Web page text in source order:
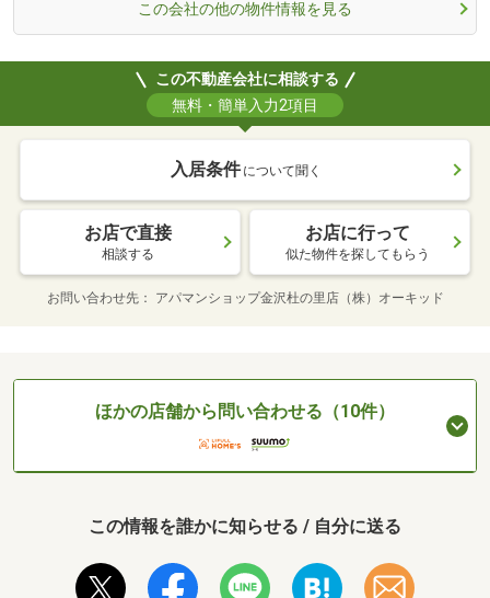
この会社の他の物件情報を見る
この不動産会社に相談する
無料・簡単入力2項目
入居条件 について聞く
お店で直接
相談する
お店に行って
似た物件を探してもらう
お問い合わせ先 アパマンショップ金沢杜の里店（株）オーキッド
ほかの店舗から問い合わせる（10件）
この情報を誰かに知らせる / 自分に送る